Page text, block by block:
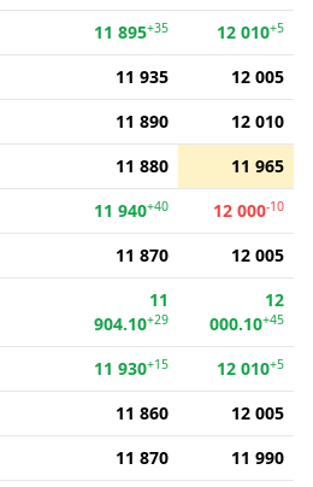
11 895+35 12 010+5
11 935
12 005
11 890
12 010
11 880
11 965
11 940+40 12 000-10
11 870 12 005
11
904.10+29
12
000.10+45
11 930+15 12 010+5
11 860
12 005
11 870
11 990